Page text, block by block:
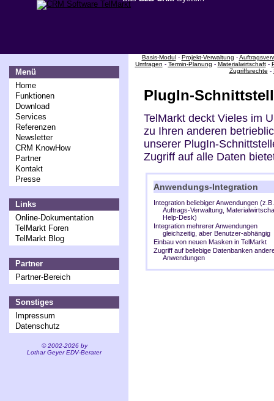
Menü
Home
Funktionen
Download
Services
Referenzen
Newsletter
CRM KnowHow
Partner
Kontakt
Presse
Links
Online-Dokumentation
TelMarkt Foren
TelMarkt Blog
Partner
Partner-Bereich
Sonstiges
Impressum
Datenschutz
© 2002-2026 by
Lothar Geyer EDV-Berater
Basis-Modul- Projekt-Verwaltung -
Umfragen - Termin-Planung - Materialwirtschaft-
Zugriffsrechte -
PlugIn-
TelMarkt deckt Vieles im
zu Ihren anderen
unserer PlugIn-
Zugriff auf alle Daten
Anwendungs-Integration
Integration beliebiger Anwendungen (z.B.
Auftrags-Verwaltung,
Help-Desk)
Integration mehrerer Anwendungen
gleichzeitig, aber Benutzer-abhängig
Einbau von neuen Masken in TelMarkt
Zugriff auf beliebige Datenbanken
Anwendungen